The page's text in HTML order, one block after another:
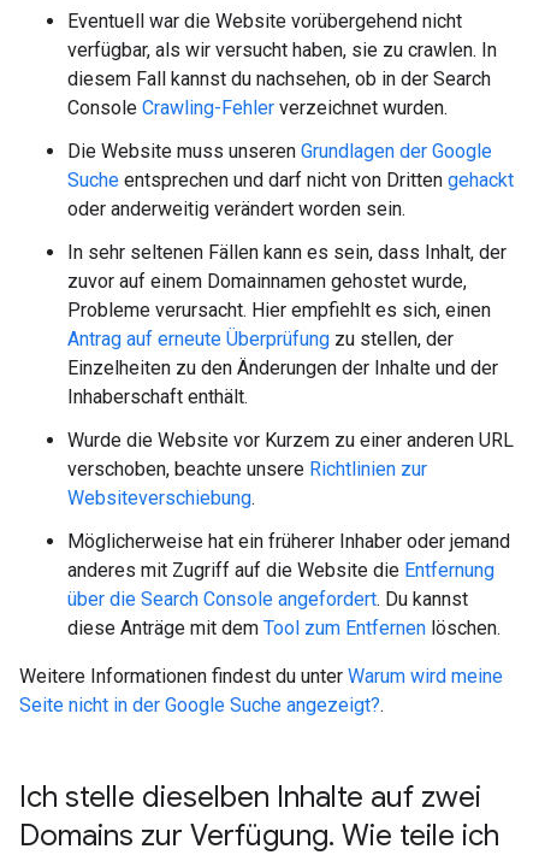
Eventuell war die Website vorübergehend nicht
verfügbar, als wir versucht haben, sie zu crawlen. In
diesem Fall kannst du nachsehen, ob in der Search
Console Crawling-Fehler verzeichnet wurden.
Die Website muss unseren Grundlagen der Google
Suche entsprechen und darf nicht von Dritten gehackt
oder anderweitig verändert worden sein.
In sehr seltenen Fällen kann es sein, dass Inhalt, der
zuvor auf einem Domainnamen gehostet wurde,
Probleme verursacht. Hier empfiehlt es sich, einen
Antrag auf erneute Überprüfung zu stellen, der
Einzelheiten zu den Änderungen der Inhalte und der
Inhaberschaft enthält.
Wurde die Website vor Kurzem zu einer anderen URL
verschoben, beachte unsere Richtlinien zur
Websiteverschiebung.
Möglicherweise hat ein früherer Inhaber oder jemand
anderes mit Zugriff auf die Website die Entfernung
über die Search Console angefordert. Du kannst
diese Anträge mit dem Tool zum Entfernen löschen.
Weitere Informationen findest du unter Warum wird meine
Seite nicht in der Google Suche angezeigt?.
Ich stelle dieselben Inhalte auf zwei
Domains zur Verfügung. Wie teile ich